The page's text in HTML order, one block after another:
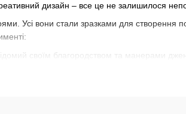
дизайн – все це не залишилося
Усі вони стали зразками для створення
своїм благородством та манерами